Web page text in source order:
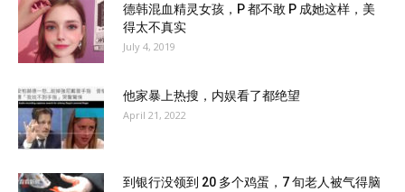
德韩混血精灵女孩，P 都不敢 P 成她这样，美
得太不真实
July 4, 2019
他家暴上热搜，内娱看了都绝望
April 21, 2022
到银行没领到 20 多个鸡蛋，7 旬老人被气得脑